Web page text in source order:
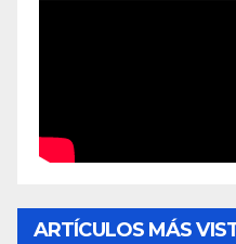
ARTÍCULOS MÁS